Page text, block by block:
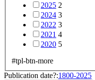
2025 2
2024 3
2022 3
2021 4
2020 5
#tpl-btn-more
Publication date?:1800-2025